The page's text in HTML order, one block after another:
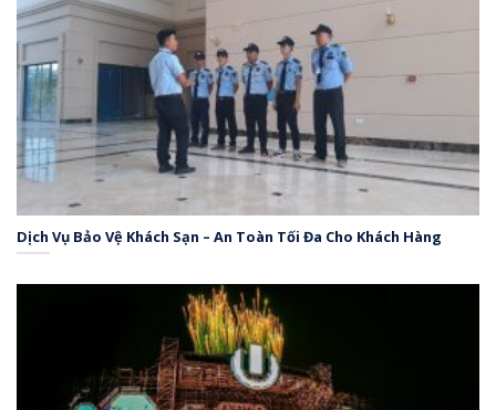
Dịch Vụ Bảo Vệ Khách Sạn – An Toàn Tối Đa Cho Khách Hàng